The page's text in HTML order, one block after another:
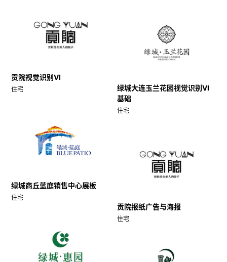
贡院视觉识别VI
住宅
绿城大连玉兰花园视觉识别VI
基础
住宅
绿城商丘蓝庭销售中心展板
住宅
贡院报纸广告与海报
住宅